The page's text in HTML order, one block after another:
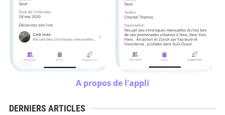
A propos de l'appli
DERNIERS ARTICLES